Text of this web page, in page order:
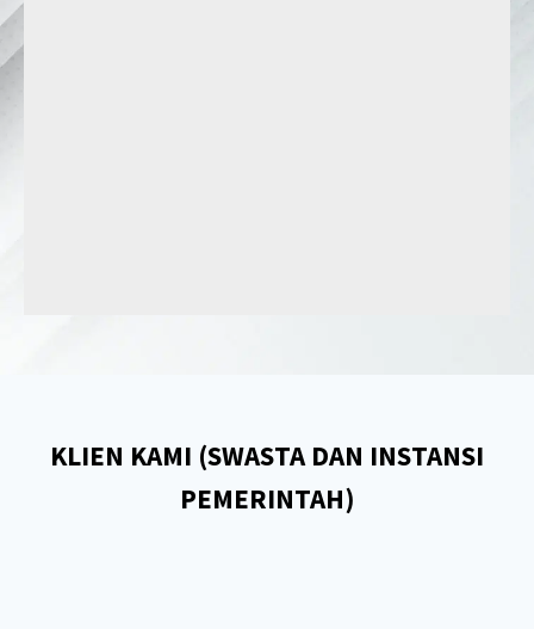
KLIEN KAMI (SWASTA DAN INSTANSI
PEMERINTAH)